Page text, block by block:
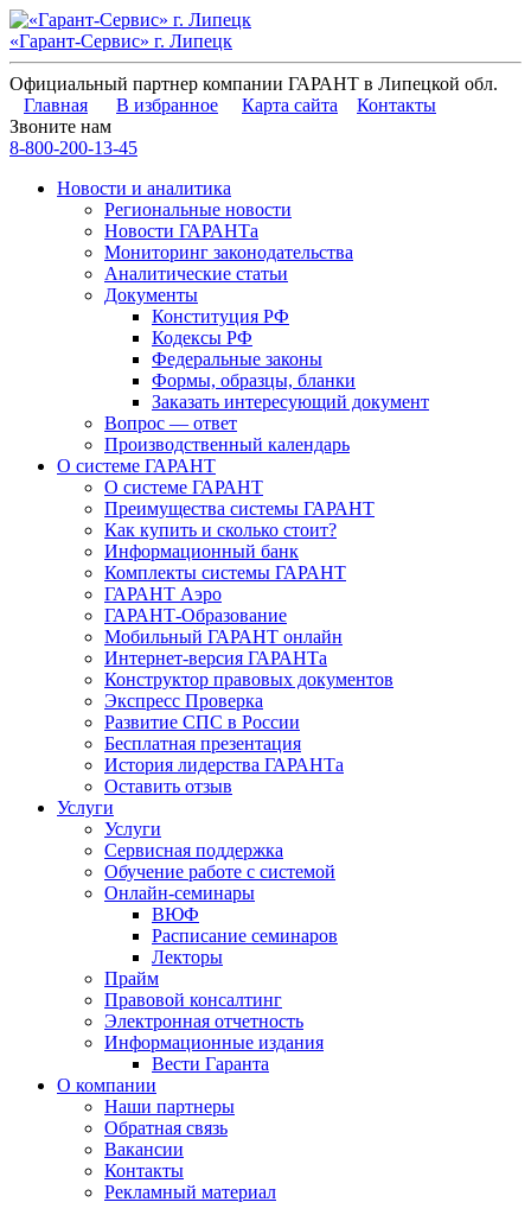
«Гарант-Сервис» г. Липецк
Официальный партнер компании ГАРАНТ в Липецкой обл.
Главная
В избранное Карта сайта
Контакты
Звоните нам
8-800-200-13-45
Новости и аналитика
Региональные новости
Новости ГАРАНТа
Мониторинг законодательства
Аналитические статьи
Документы
Конституция РФ
Кодексы РФ
Федеральные законы
Формы, образцы, бланки
Заказать интересующий документ
Вопрос — ответ
Производственный календарь
О системе ГАРАНТ
О системе ГАРАНТ
Преимущества системы ГАРАНТ
Как купить и сколько стоит?
Информационный банк
Комплекты системы ГАРАНТ
ГАРАНТ Аэро
ГАРАНТ-Образование
Мобильный ГАРАНТ онлайн
Интернет-версия ГАРАНТа
Конструктор правовых документов
Экспресс Проверка
Развитие СПС в России
Бесплатная презентация
История лидерства ГАРАНТа
Оставить отзыв
Услуги
Услуги
Сервисная поддержка
Обучение работе с системой
Онлайн-семинары
ВЮФ
Расписание семинаров
Лекторы
Прайм
Правовой консалтинг
Электронная отчетность
Информационные издания
Вести Гаранта
О компании
Наши партнеры
Обратная связь
Вакансии
Контакты
Рекламный материал